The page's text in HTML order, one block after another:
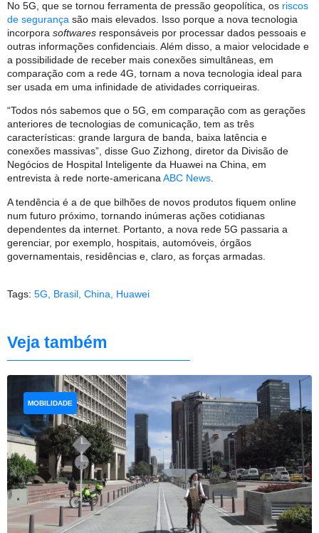
No 5G, que se tornou ferramenta de pressão geopolítica, os riscos
de segurança são mais elevados. Isso porque a nova tecnologia
incorpora softwares responsáveis por processar dados pessoais e
outras informações confidenciais. Além disso, a maior velocidade e
a possibilidade de receber mais conexões simultâneas, em
comparação com a rede 4G, tornam a nova tecnologia ideal para
ser usada em uma infinidade de atividades corriqueiras.
“Todos nós sabemos que o 5G, em comparação com as gerações
anteriores de tecnologias de comunicação, tem as três
características: grande largura de banda, baixa latência e
conexões massivas”, disse Guo Zizhong, diretor da Divisão de
Negócios de Hospital Inteligente da Huawei na China, em
entrevista à rede norte-americanaABC News.
A tendência é a de que bilhões de novos produtos fiquem online
num futuro próximo, tornando inúmeras ações cotidianas
dependentes da internet. Portanto, a nova rede 5G passaria a
gerenciar, por exemplo, hospitais, automóveis, órgãos
governamentais, residências e, claro, as forças armadas.
Tags: 5G Brasil China Huawei
Veja também
MOBILIDADE